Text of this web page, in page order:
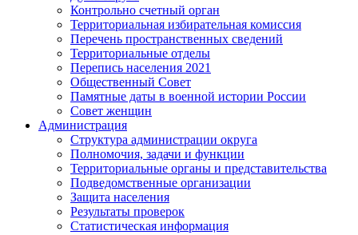
Контрольно счетный орган
Территориальная избирательная комиссия
Перечень пространственных сведений
Территориальные отделы
Перепись населения 2021
Общественный Совет
Памятные даты в военной истории России
Совет женщин
Администрация
Структура администрации округа
Полномочия, задачи и функции
Территориальные органы и представительства
Подведомственные организации
Защита населения
Результаты проверок
Статистическая информация